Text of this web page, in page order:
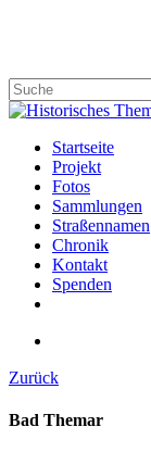
content
Close
search
Menu
Startseite
Projekt
Fotos
Sammlungen
Straßennamen
Chronik
Kontakt
Spenden
Zurück
Bad Themar